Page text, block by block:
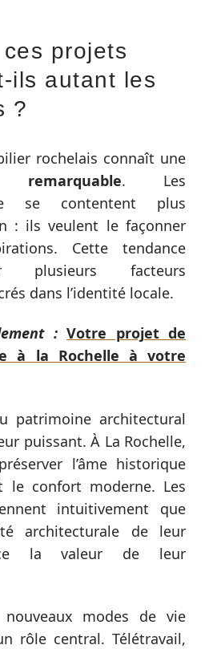
projets
ils autant les
?
rochelais connaît une
remarquable. Les
se contentent plus
: ils veulent le façonner
Cette tendance
plusieurs facteurs
dans l’identité locale.
: Votre projet de
à la Rochelle à votre
patrimoine architectural
puissant. À La Rochelle,
l’âme historique
confort moderne. Les
intuitivement que
architecturale de leur
la valeur de leur
nouveaux modes de vie
rôle central. Télétravail,